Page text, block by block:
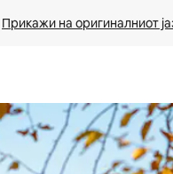
Прикажи на оригиналниот